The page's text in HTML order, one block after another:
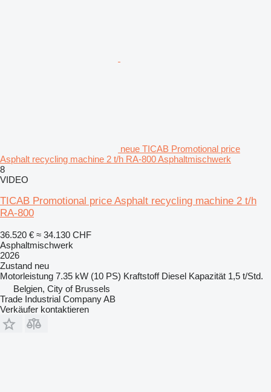
neue TICAB Promotional price
Asphalt recycling machine 2 t/h RA-800 Asphaltmischwerk
8
VIDEO
TICAB Promotional price Asphalt recycling machine 2 t/h
RA-800
36.520 € ≈ 34.130 CHF
Asphaltmischwerk
2026
Zustand neu
Motorleistung 7.35 kW (10 PS) Kraftstoff Diesel Kapazität 1,5 t/Std.
Belgien, City of Brussels
Trade Industrial Company AB
Verkäufer kontaktieren